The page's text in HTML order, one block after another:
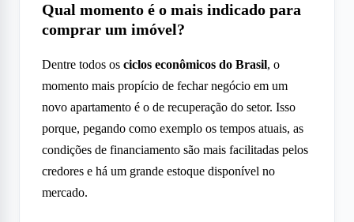
Qual momento é o mais indicado para
comprar um imóvel?
Dentre todos os ciclos econômicos do Brasil, o
momento mais propício de fechar negócio em um
novo apartamento é o de recuperação do setor. Isso
porque, pegando como exemplo os tempos atuais, as
condições de financiamento são mais facilitadas pelos
credores e há um grande estoque disponível no
mercado.